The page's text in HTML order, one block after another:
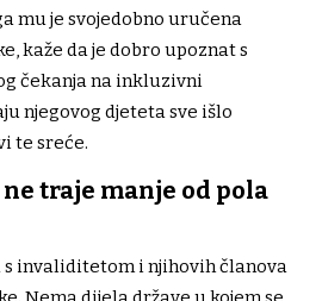
mu je svojedobno uručena
kaže da je dobro upoznat s
čekanja na inkluzivni
njegovog djeteta sve išlo
te sreće.
traje manje od pola
s invaliditetom i njihovih članova